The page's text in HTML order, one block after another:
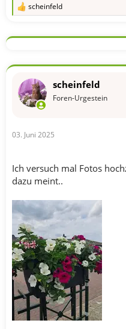
R
k
o
e
n
scheinfeld
scheinfeld
Foren-Urgestein
03. Juni 2025
Ich versuch mal Fotos
dazu meint..